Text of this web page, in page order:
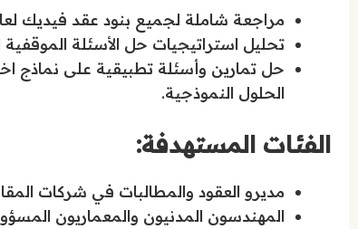
مراجعة شاملة لجميع بنود عقد فيديك لعام 2017 المحدثة والتركيز على التعديلات الجوهرية لعام
تحليل استراتيجيات حل الأسئلة الموقفية
الحلول النموذجية.
الفئات المستهدفة:
مديرو العقود والمطالبات في شركات
المهندسون المدنيون والمعماريون